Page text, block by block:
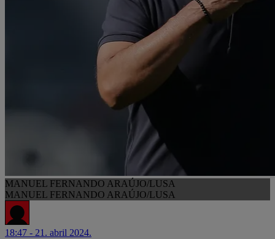
MANUEL FERNANDO ARAÚJO/LUSA
MANUEL FERNANDO ARAÚJO/LUSA
18:47 - 21. abril 2024.